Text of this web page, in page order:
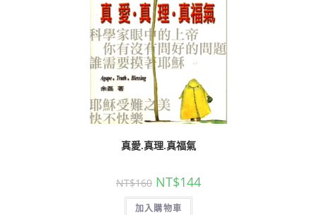
真愛.真理.真福氣
NT$160 NT$144
加入購物車